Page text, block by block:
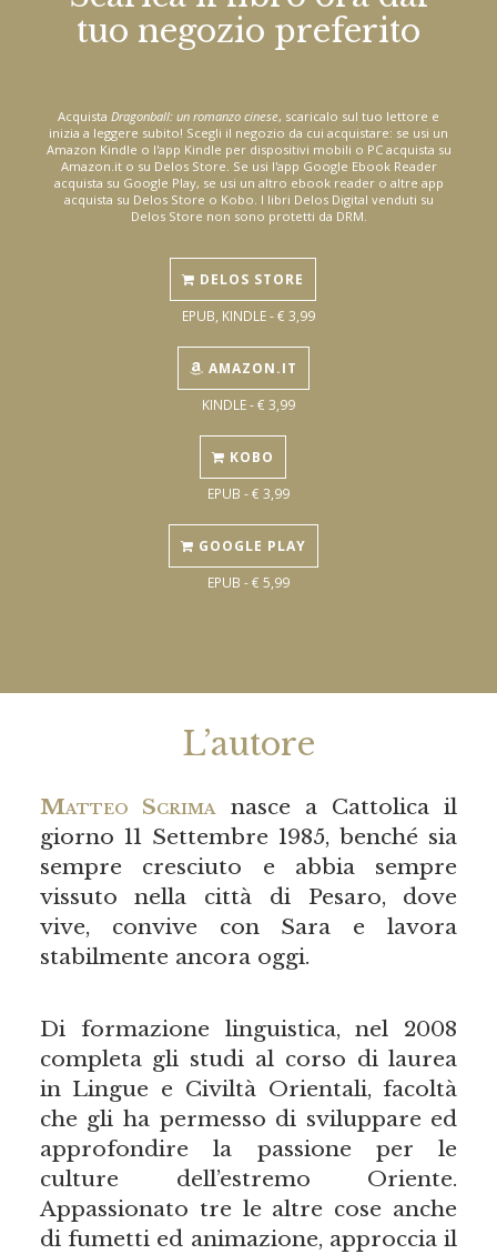
tuo negozio preferito
Acquista Dragonball: un romanzo cinese, scaricalo sul tuo lettore e
inizia a leggere subito! Scegli il negozio da cui acquistare: se usi un
Amazon Kindle o l'app Kindle per dispositivi mobili o PC acquista su
Amazon.it o su Delos Store. Se usi l'app Google Ebook Reader
acquista su Google Play, se usi un altro ebook reader o altre app
acquista su Delos Store o Kobo. I libri Delos Digital venduti su
Delos Store non sono protetti da DRM.
DELOS STORE
EPUB, KINDLE - € 3,99
AMAZON.IT
KINDLE - € 3,99
KOBO
EPUB - € 3,99
GOOGLE PLAY
EPUB - € 5,99
L’autore
Matteo Scrimanasce a Cattolica il
giorno 11 Settembre 1985, benché sia
sempre cresciuto e abbia sempre
vissuto nella città di Pesaro, dove
vive, convive con Sara e lavora
stabilmente ancora oggi.
Di formazione linguistica, nel 2008
completa gli studi al corso di laurea
in Lingue e Civiltà Orientali, facoltà
che gli ha permesso di sviluppare ed
approfondire la passione per le
culture dell’estremo Oriente.
Appassionato tre le altre cose anche
di fumetti ed animazione, approccia il